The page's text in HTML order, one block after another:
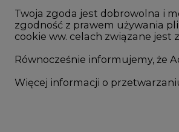
ARE - wydawca portalu CIRE
Zasady korzystania z portalu
Twoja zgoda jest dobrowolna i
zgodność z prawem używania
cookie ww. celach związane
Równocześnie informujemy, że
Więcej informacji o